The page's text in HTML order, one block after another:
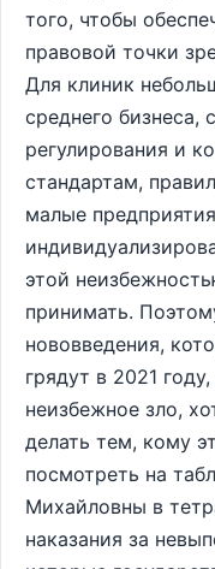
того, чтобы
правовой точки
Для клиник
среднего бизнеса,
регулирования и
стандартам,
малые
этой
принимать.
нововведения,
грядут в 2021
неизбежное зло,
делать тем, кому
посмотреть на
Михайловны в
наказания за